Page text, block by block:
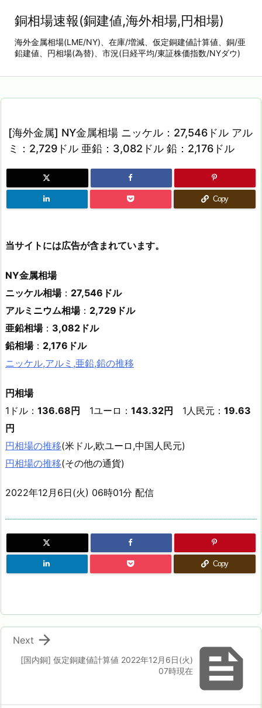
銅相場速報(銅建値,海外相場,円相場)
海外金属相場(LME/NY)、在庫/増減、仮定銅建値計算値、銅/亜
鉛建値、円相場(為替)、市況(日経平均/東証株価指数/NYダウ)
[海外金属] NY金属相場 ニッケル：27,546ドル アル
ミ：2,729ドル 亜鉛：3,082ドル 鉛：2,176ドル
Copy
当サイトには広告が含まれています。
NY金属相場
ニッケル相場： 27,546ドル
アルミニウム相場： 2,729ドル
亜鉛相場： 3,082ドル
鉛相場： 2,176ドル
ニッケル,アルミ,亜鉛,鉛の推移
円相場
1ドル： 136.68円 1ユーロ： 143.32円 1人民元： 19.63
円
円相場の推移(米ドル,欧ユーロ,中国人民元)
円相場の推移(その他の通貨)
2022年12月6日(火) 06時01分 配信
Copy

[国内銅] 仮定銅建値計算値 2022年12月6日(火)
07時現在

Next